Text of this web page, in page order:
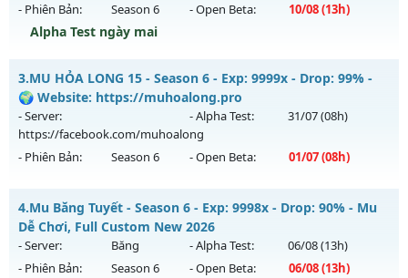
Exp: 100x - Drop: 10%
Kiểu reset: Reset In Game
Thể loại: Mu Nguyên bản Webzen
Antihack: Chống Hack
- Phiên Bản:
Season 6 - Open Beta: 10/08(13h)
Alpha Test ngày mai
MU CUSTOM 5.2 60FPS - CÀY CUỐC FREE DỄ CHƠI DỄ CÀY
Mu mới ra tháng 08 2026 - Mở máy chủ
ngày 10/08/2626
Exp: 999x - Drop: 100%
Antihack: XShield
3.MU HỎA LONG 15 - Season 6 - Exp: 9999x - Drop: 99% -
🌍 Website: https://muhoalong.pro
- Server:
https://facebook.com/muhoalong
- Alpha Test: 31/07(08h)
- Phiên Bản: Season 6 - Open Beta: 01/07(08h)
MU HỎA LONG 15 - 🌍 Website: https://muhoalong.pro
Mu mới ra tháng 07 2026 - Mở máy chủ
https://facebook.com/muhoalongvào 08h ngày
01/07/2626
4.Mu Băng Tuyết - Season 6 - Exp: 9998x - Drop: 90% - Mu
Dễ Chơi, Full Custom New 2026
- Server: Băng - Alpha Test: 06/08(13h)
- Phiên Bản:
Season 6 - Open Beta: 06/08(13h)